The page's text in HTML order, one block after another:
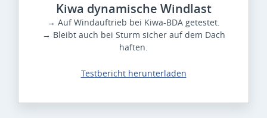
Kiwa dynamische Windlast
→ Auf Windauftrieb bei Kiwa-BDA getestet.
→ Bleibt auch bei Sturm sicher auf dem Dach
haften.
Testbericht herunterladen